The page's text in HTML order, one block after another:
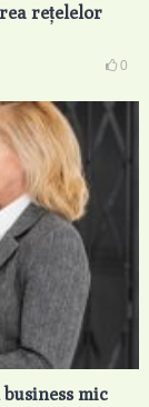
rețelelor
0
mic